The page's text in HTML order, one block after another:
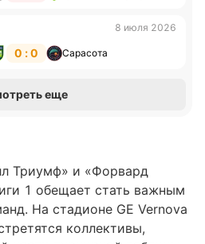
8 июля 2026
0 : 0 Сарасота
еще
Триумф» и «Форвард
1 обещает стать важным
На стадионе GE Vernova
коллективы,